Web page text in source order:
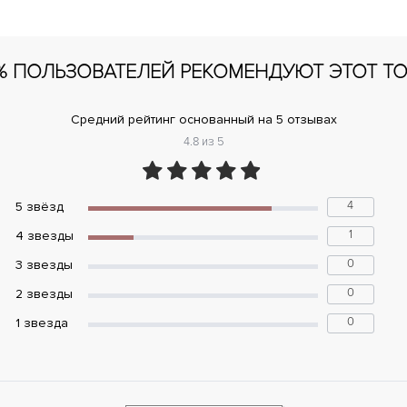
ПОЛЬЗОВАТЕЛЕЙ РЕКОМЕНДУЮТ ЭТОТ
Средний рейтинг основанный на 5 отзывах
4.8 из 5
5 звёзд 4
4 звeзды 1
3 звeзды 0
2 звeзды 0
1 звeзда 0